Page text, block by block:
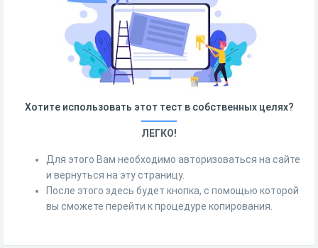
Хотите использовать этот тест в собственных целях?
ЛЕГКО!
Для этого Вам необходимо авторизоваться на сайте
и вернуться на эту страницу.
После этого здесь будет кнопка, с помощью которой
вы сможете перейти к процедуре копирования.